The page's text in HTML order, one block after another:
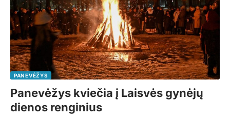
PANEVĖŽYS
Panevėžys kviečia į Laisvės gynėjų
dienos renginius